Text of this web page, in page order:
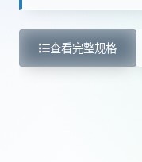
查看完整规格